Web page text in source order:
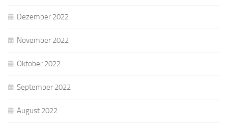
Dezember 2022
November 2022
Oktober 2022
September 2022
August 2022